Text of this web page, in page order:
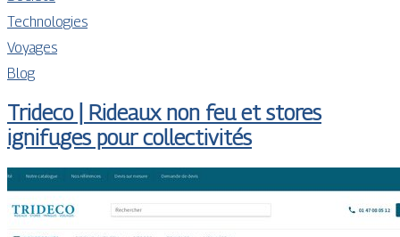
Technologies
Voyages
Blog
Trideco | Rideaux non feu et stores
ignifuges pour collectivités